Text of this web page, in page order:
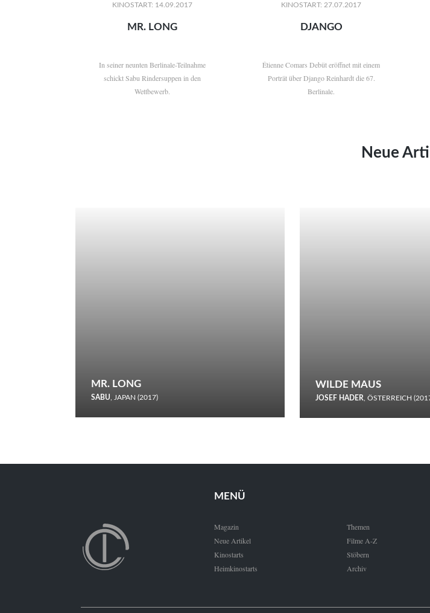
KINOSTART: 14.09.2017
MR. LONG
In seiner neunten Berlinale-Teilnahme
schickt Sabu Rindersuppen in den
Wettbewerb.
KINOSTART: 27.07.2017
DJANGO
Étienne Comars Debüt eröffnet mit einem
Porträt über Django Reinhardt die 67.
Berlinale.
Neue
MR. LONG
SABU, JAPAN (2017)
den Wettbewerb.
WILDE MAUS
JOSEF HADER, ÖSTERREICH
Schnee.
MENÜ
Magazin
Neue Artikel
Kinostarts
Heimkinostarts
Themen
Filme A-Z
Stöbern
Archiv